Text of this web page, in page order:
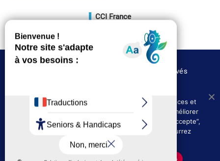
CCI France
©CCI des Landes 2020 – Tous droits réservés
Où nous trouver
Presse
Politique de confidentialité
Nous utilisons les cookies afin de fournir les services et
fonctionnalités proposés sur notre site et afin d’améliorer
l’expérience de nos utilisateurs. En cliquant sur ”J’accepte”,
vous acceptez l’utilisation des cookies. Vous pourrez
toujours les désactiver ultérieurement.
J'accepte Politique de confidentialité